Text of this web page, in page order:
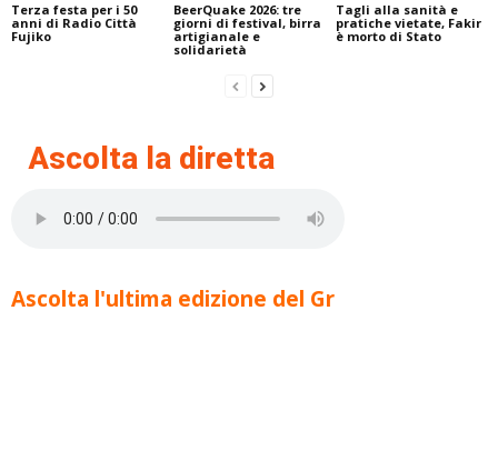
Terza festa per i 50
anni di Radio Città
Fujiko
BeerQuake 2026: tre
giorni di festival, birra
artigianale e
solidarietà
Tagli alla sanità e
pratiche vietate, Fakir
è morto di Stato
Ascolta la diretta
Ascolta l'ultima edizione del Gr